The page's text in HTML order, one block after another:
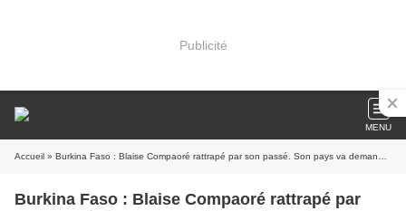
Publicité
MENU
Accueil » Burkina Faso : Blaise Compaoré rattrapé par son passé. Son pays va demander au Maroc son extradition
Burkina Faso : Blaise Compaoré rattrapé par